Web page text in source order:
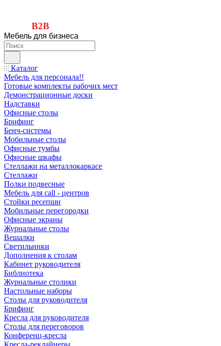
B2B
Мебель для бизнеса
Каталог
Мебель для персонала!!
Готовые комплекты рабочих мест
Демонстрационные доски
Надставки
Офисные столы
Брифинг
Бенч-системы
Мобильные столы
Офисные тумбы
Офисные шкафы
Стеллажи на металлокаркасе
Стеллажи
Полки подвесные
Мебель для call - центров
Стойки ресепшн
Мобильные перегородки
Офисные экраны
Журнальные столы
Вешалки
Светильники
Дополнения к столам
Кабинет руководителя
Библиотека
Журнальные столики
Настольные наборы
Столы для руководителя
Брифинг
Кресла для руководителя
Столы для переговоров
Конференц-кресла
Кресла-реклайнеры